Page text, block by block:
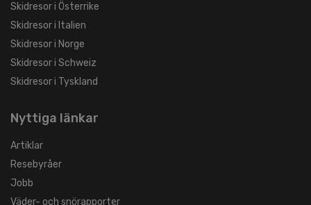
Skidresor i Österrike
Skidresor i Italien
Skidresor i Norge
Skidresor i Schweiz
Skidresor i Tyskland
Nyttiga länkar
Artiklar
Resebyråer
Jobb
Väder- och snörapporter